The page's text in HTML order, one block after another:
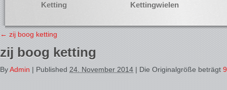
Ketting Kettingwielen
← zij boog ketting
zij boog ketting
ByAdmin | Published 24. November 2014 | Die Originalgröße beträgt